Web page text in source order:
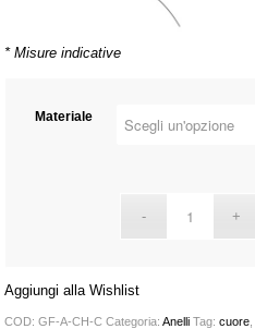
* Misure indicative
Materiale
Aggiungi alla Wishlist
COD:GF-A-CH-C Categoria:Anelli Tag:cuore